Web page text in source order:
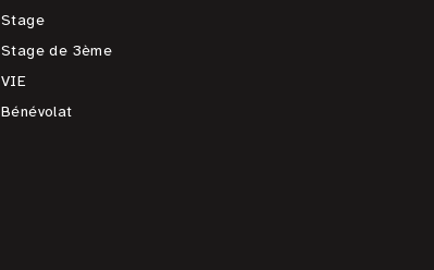
Stage
Stage de 3ème
VIE
Bénévolat